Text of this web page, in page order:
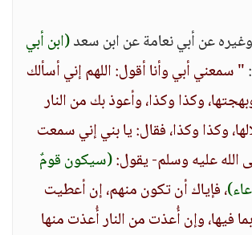
عن أبي نعامة عن ابن سعد(ابن أبي
" سمعني أبي وأنا أقول: اللهم إني أسألك
وكذا وكذا، وأعوذ بك من النار
وكذا وكذا، فقال: يا بني إني سمعت
الله عليه وسلم- يقول:(سيكون قومٌ
، فإياك أن تكون منهم، إن أعطيت
فيها، وإن أُعذت من النار أُعذت منها